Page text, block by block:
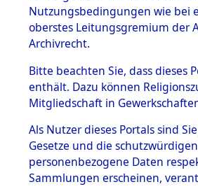
BESTÄNDE
1.
mente
5. Verschiedenes
5.3
Todesmärsche
Nutzungsbedingungen wie bei
oberstes Leitungsgremium der
Archivrecht.
Bitte beachten Sie, dass dieses
enthält. Dazu können
Mitgliedschaft in
Als Nutzer dieses Portals sind
Gesetze und die
personenbezogene Daten
Sammlungen erscheinen,